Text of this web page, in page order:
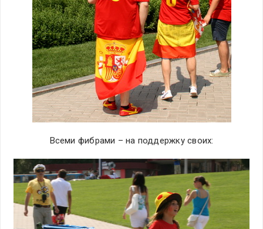
Всеми фибрами – на поддержку своих: